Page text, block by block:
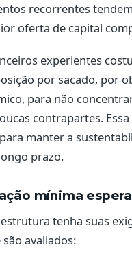
recorrentes
oferta de capital
experientes
por sacado, por
para não
contrapartes.
manter a
prazo.
mínima
tenha suas
avaliados: